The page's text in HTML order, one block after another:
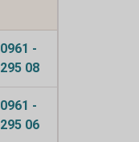
0961 -
295 08
0961 -
295 06